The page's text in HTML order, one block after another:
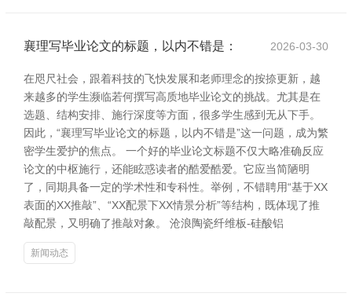
襄理写毕业论文的标题，以内不错是： 2026-03-30
在咫尺社会，跟着科技的飞快发展和老师理念的按捺更新，越
来越多的学生濒临若何撰写高质地毕业论文的挑战。尤其是在
选题、结构安排、施行深度等方面，很多学生感到无从下手。
因此，“襄理写毕业论文的标题，以内不错是”这一问题，成为繁
密学生爱护的焦点。 一个好的毕业论文标题不仅大略准确反应
论文的中枢施行，还能眩惑读者的酷爱酷爱。它应当简陋明
了，同期具备一定的学术性和专科性。举例，不错聘用“基于XX
表面的XX推敲”、“XX配景下XX情景分析”等结构，既体现了推
敲配景，又明确了推敲对象。 沧浪陶瓷纤维板-硅酸铝
新闻动态